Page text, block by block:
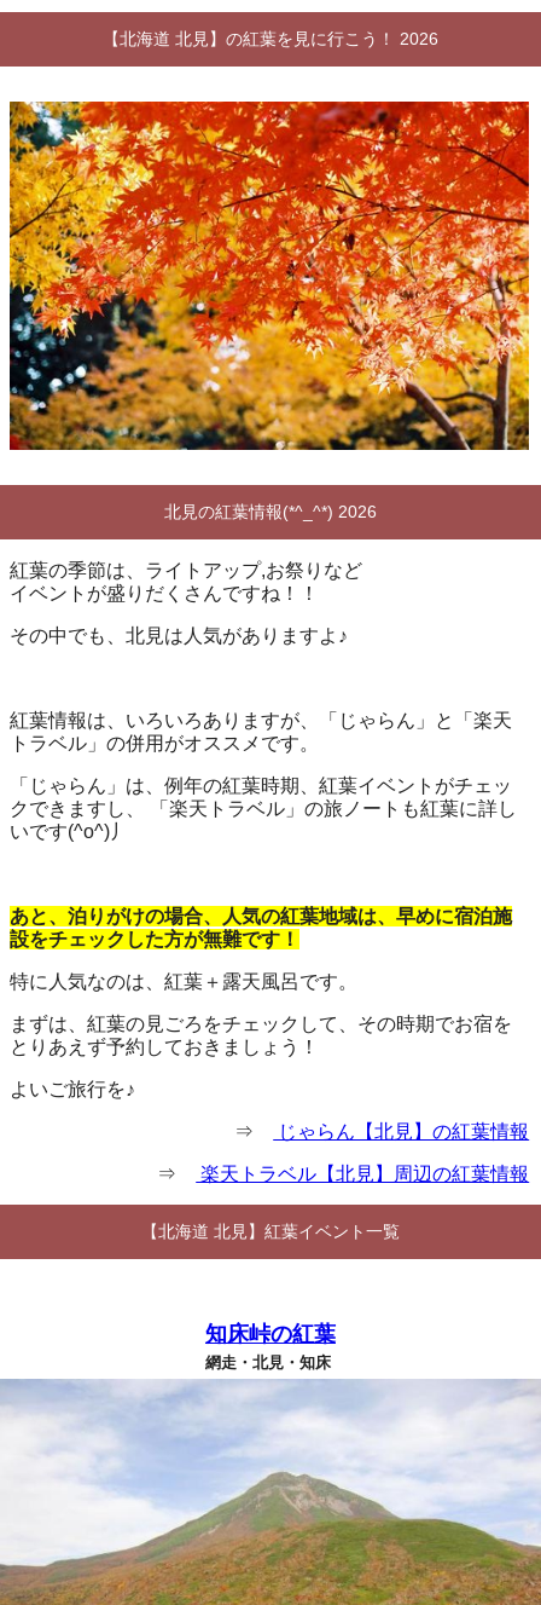
【北海道 北見】の紅葉を見に行こう！ 2026
北見の紅葉情報(*^_^*) 2026
紅葉の季節は、ライトアップ,お祭りなど
イベントが盛りだくさんですね！！
その中でも、北見は人気がありますよ♪
紅葉情報は、いろいろありますが、「じゃらん」と「楽天
トラベル」の併用がオススメです。
「じゃらん」は、例年の紅葉時期、紅葉イベントがチェッ
クできますし、 「楽天トラベル」の旅ノートも紅葉に詳し
いです(^o^)丿
あと、泊りがけの場合、人気の紅葉地域は、早めに宿泊施
設をチェックした方が無難です！
特に人気なのは、紅葉＋露天風呂です。
まずは、紅葉の見ごろをチェックして、その時期でお宿を
とりあえず予約しておきましょう！
よいご旅行を♪
⇒ じゃらん【北見】の紅葉情報
⇒ 楽天トラベル【北見】周辺の紅葉情報
【北海道 北見】紅葉イベント一覧
知床峠の紅葉
網走・北見・知床